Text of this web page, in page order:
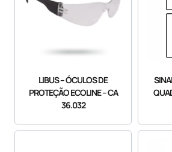
LIBUS – ÓCULOS DE
PROTEÇÃO ECOLINE – CA
36.032